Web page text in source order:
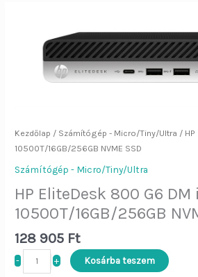
Kezdőlap / Számítógép - Micro/Tiny/Ultra /
10500T/16GB/256GB NVME SSD
Számítógép - Micro/Tiny/Ultra
HP EliteDesk 800 G6 DM
10500T/16GB/256GB
128 905 Ft
- + Kosárba teszem